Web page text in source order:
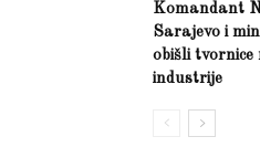
Komandant
Sarajevo i
obišli tvornice
industrije